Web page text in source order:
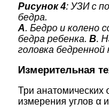
Рисунок 4: УЗИ с
бедра.
A. Бедро и колено
бедра ребенка. B.
головка
Измерительная
Три анатомических
измерения углов α